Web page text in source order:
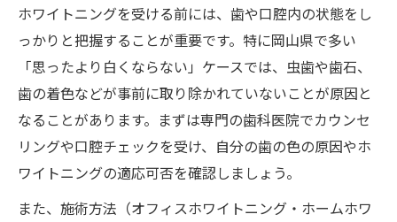
ホワイトニングを受ける前には、歯や口腔内の状態をし
っかりと把握することが重要です。特に岡山県で多い
「思ったより白くならない」ケースでは、虫歯や歯石、
歯の着色などが事前に取り除かれていないことが原因と
なることがあります。まずは専門の歯科医院でカウンセ
リングや口腔チェックを受け、自分の歯の色の原因やホ
ワイトニングの適応可否を確認しましょう。
また、施術方法（オフィスホワイトニング・ホームホワ